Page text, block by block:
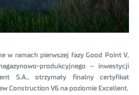
w ramach pierwszej fazy Good Point V,
produkcyjnego – inwestycji
S.A., otrzymały finalny certyfikat
Construction V6 na poziomie Excellent.